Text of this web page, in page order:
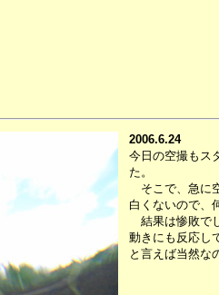
2006.6.24
今日の空撮もス
た。
そこで、急に
白くないので、
結果は惨敗で
動きにも反応し
と言えば当然な